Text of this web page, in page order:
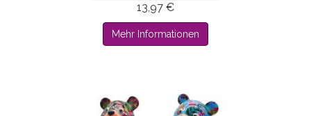
13,97 €
Mehr Informationen